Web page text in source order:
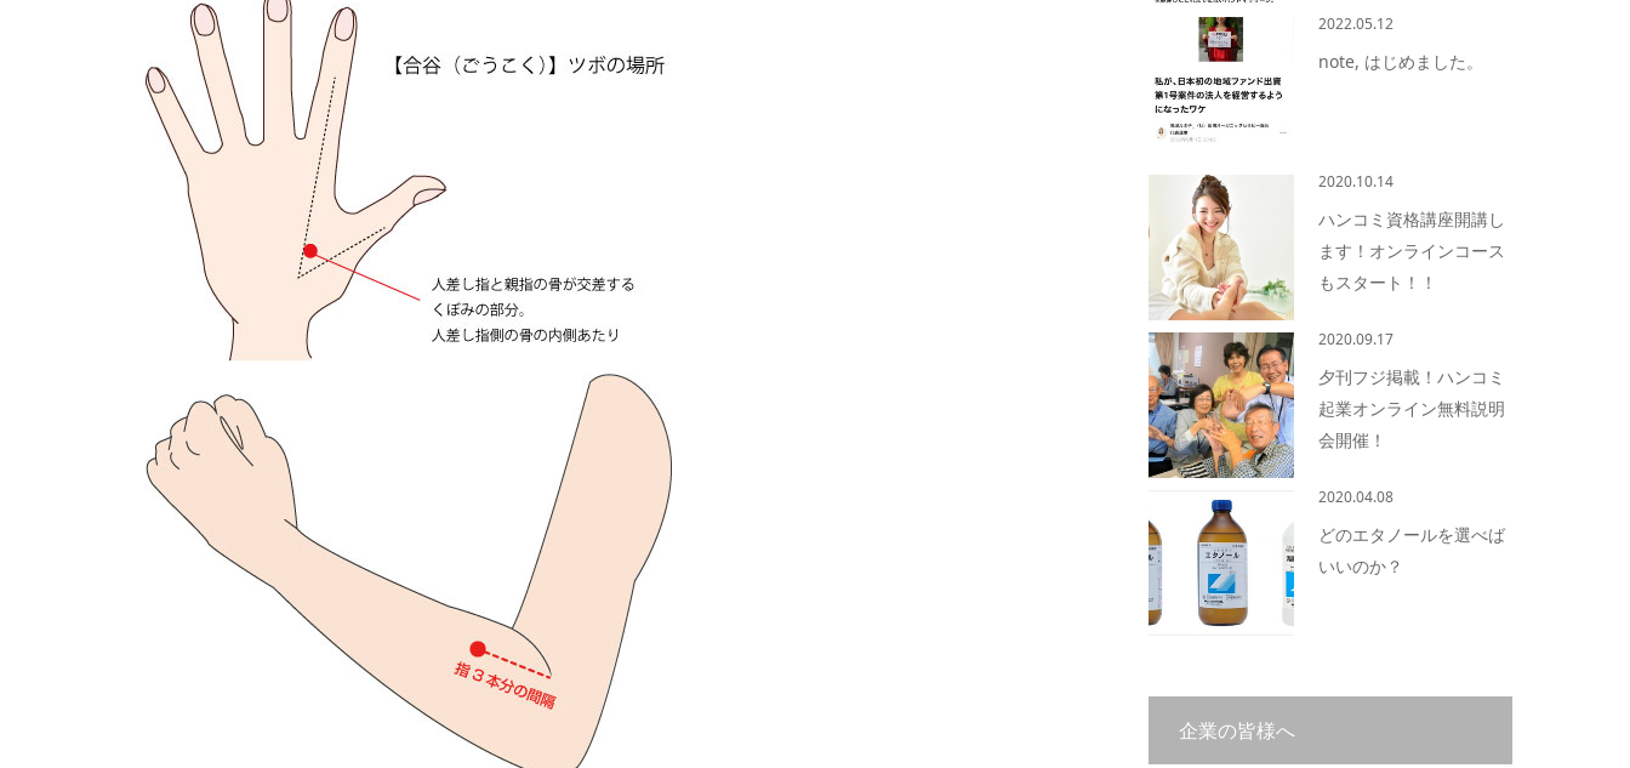
2022.05.12
note, はじめました。
2020.10.14
ハンコミ資格講座開講し
ます！オンラインコース
もスタート！！
2020.09.17
夕刊フジ掲載！ハンコミ
起業オンライン無料説明
会開催！
2020.04.08
どのエタノールを選べば
いいのか？
企業の皆様へ